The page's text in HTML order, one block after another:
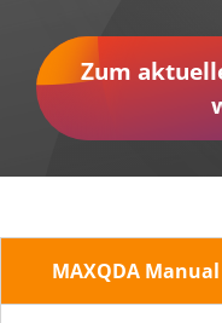
Zum
MAXQDA Manual